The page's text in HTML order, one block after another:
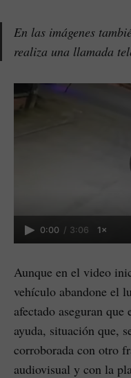
En las imágenes
realiza una llamada
0:00 / 3:06 1×
Aunque en el video
vehículo abandone el
afectado aseguran
ayuda, situación que,
corroborada con otro
audiovisual y con la